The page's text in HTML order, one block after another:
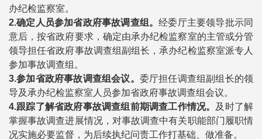
办纪检监察室。
2.确定人员参加省政府事故调查组。经委厅主要领导批示同
意后，按省政府要求，确定由承办纪检监察室的主管或分管
领导担任省政府事故调查组副组长，承办纪检监察室派专人
参加事故调查组。
3.参加省政府事故调查组会议。 委厅担任调查组副组长的领
导及承办纪检监察室人员参加省政府事故调查组会议。
4.跟踪了解省政府事故调查组前期调查工作情况。 及时了解
掌握事故调查进展情况，对事故调查中有关职能部门履职情
况实施必要监督，为后续执纪问责工作打基础、做准备。